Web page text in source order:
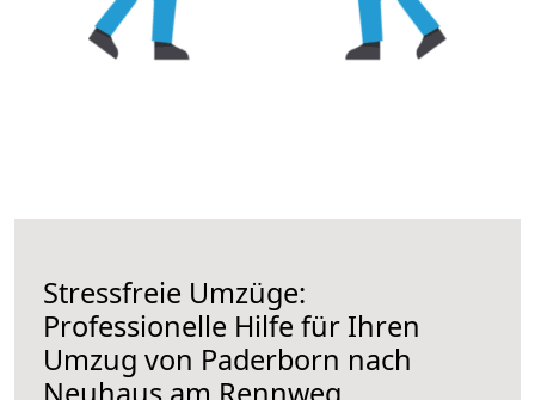
Stressfreie Umzüge:
Professionelle Hilfe für Ihren
Umzug von Paderborn nach